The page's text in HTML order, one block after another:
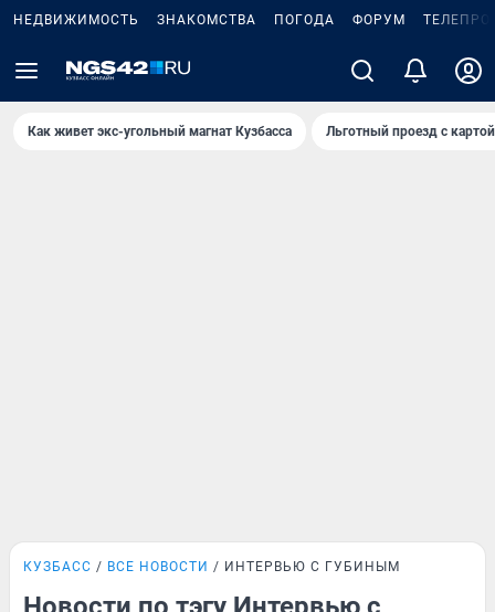
НЕДВИЖИМОСТЬ ЗНАКОМСТВА ПОГОДА ФОРУМ
Как живет экс-угольный магнат Кузбасса Льготный проезд с
КУЗБАСС ВСЕ НОВОСТИ ИНТЕРВЬЮ С ГУБИНЫМ